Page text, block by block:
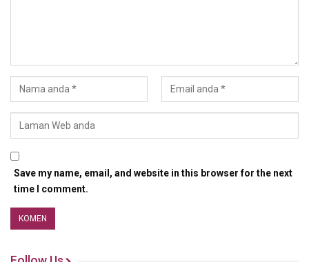
Save my name, email, and website in this browser for the next
time I comment.